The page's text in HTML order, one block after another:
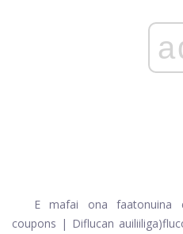
E mafai ona faatonuina
coupons | Diflucan auiliiliga)